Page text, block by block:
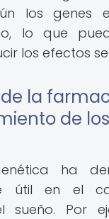
los genes
lo que
los efectos
la
de
ha
útil en el
sueño. Por